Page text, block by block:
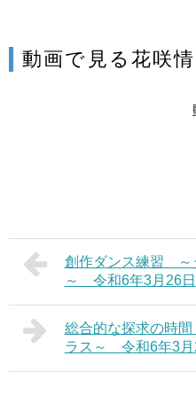
動画で見る花咲
創作ダンス練習 ～
～ 令和6年3月26日
総合的な探求の時
ラス～ 令和6年3月